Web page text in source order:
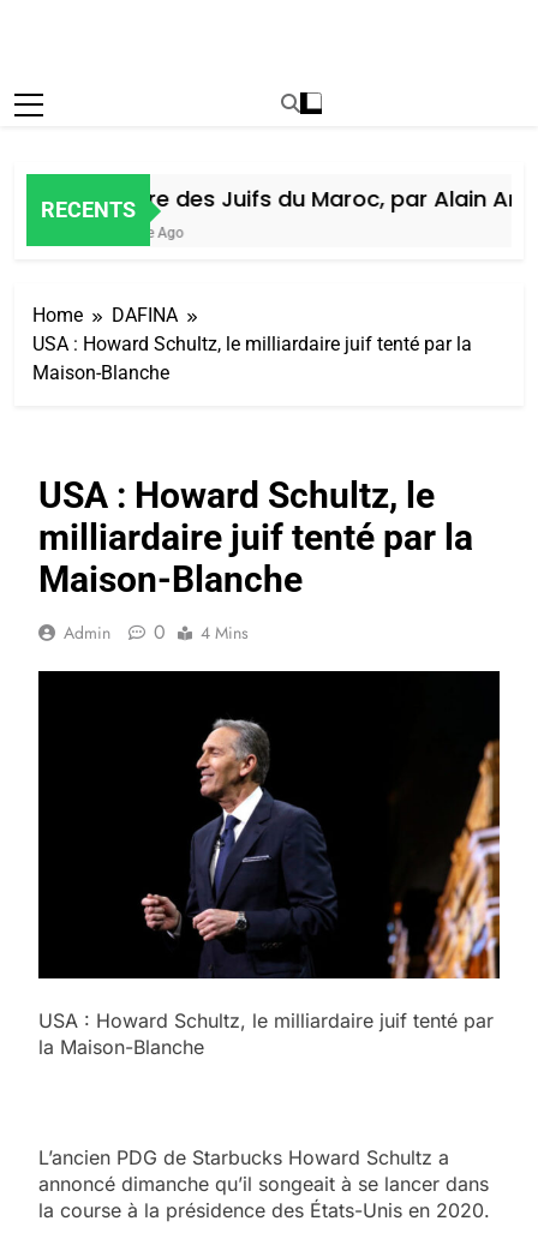
RECENTS
Histoire des Juifs du Maroc, par Alain Amiel
1 Semaine Ago
Home
DAFINA
USA : Howard Schultz, le milliardaire juif tenté par la
Maison-Blanche
USA : Howard Schultz, le
milliardaire juif tenté par la
Maison-Blanche
Admin 0 4 Mins
USA : Howard Schultz, le milliardaire juif tenté par
la Maison-Blanche
L’ancien PDG de Starbucks Howard Schultz a
annoncé dimanche qu’il songeait à se lancer dans
la course à la présidence des États-Unis en 2020.